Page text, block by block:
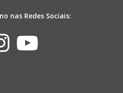
nas Redes Sociais:
Instagram
Youtube